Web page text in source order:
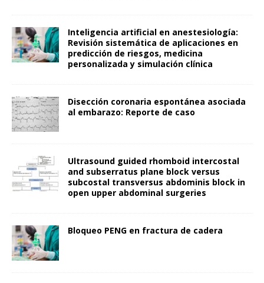
Inteligencia artificial en anestesiología:
Revisión sistemática de aplicaciones en
predicción de riesgos, medicina
personalizada y simulación clínica
Disección coronaria espontánea asociada
al embarazo: Reporte de caso
Ultrasound guided rhomboid intercostal
and subserratus plane block versus
subcostal transversus abdominis block in
open upper abdominal surgeries
Bloqueo PENG en fractura de cadera